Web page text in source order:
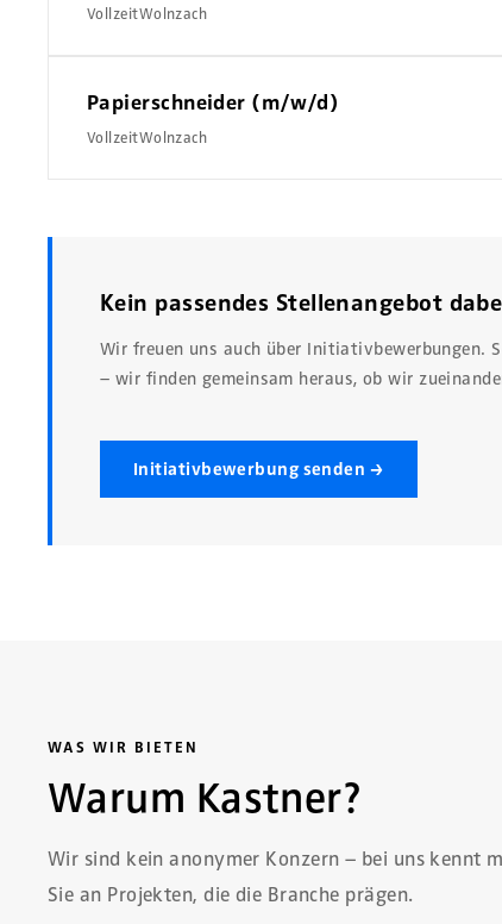
VollzeitWolnzach
Papierschneider (m/w/d)
VollzeitWolnzach
Kein passendes Stellenangebot
Wir freuen uns auch über Initiativbewerbungen.
– wir finden gemeinsam heraus, ob wir
Initiativbewerbung senden →
WAS WIR BIETEN
Warum Kastner?
Wir sind kein anonymer Konzern – bei uns kennt
Sie an Projekten, die die Branche prägen.